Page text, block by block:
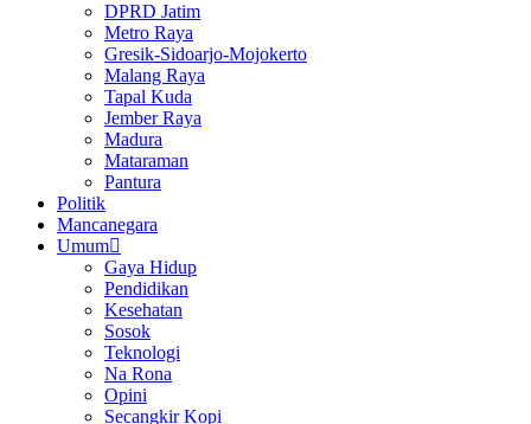
DPRD Jatim
Metro Raya
Gresik-Sidoarjo-Mojokerto
Malang Raya
Tapal Kuda
Jember Raya
Madura
Mataraman
Pantura
Politik
Mancanegara
Umum
Gaya Hidup
Pendidikan
Kesehatan
Sosok
Teknologi
Na Rona
Opini
Secangkir Kopi